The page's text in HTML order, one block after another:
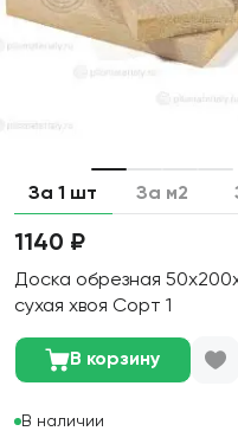
За 1 шт За м2
1140 ₽
Доска обрезная
сухая хвоя Сорт 1
В корзину
В наличии